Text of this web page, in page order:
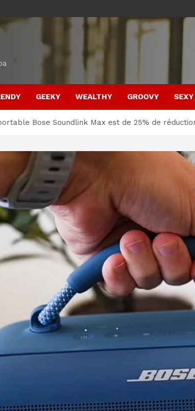
GEEKY WEALTHY GROOVY SEXY
Bose Soundlink Max est de 25% de